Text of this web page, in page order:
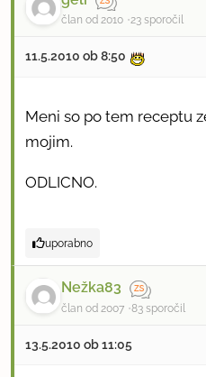
član od 2010 23 sporočil
11.5.2010 ob 8:50
Meni so po tem receptu
mojim.
ODLICNO.
uporabno
Nežka83
član od 2007 83 sporočil
13.5.2010 ob 11:05